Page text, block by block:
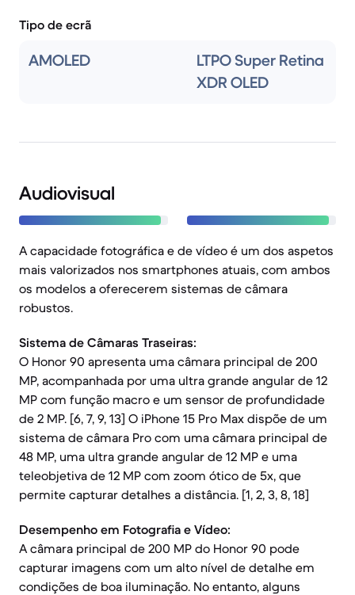
Tipo de ecrã
AMOLED
LTPO Super Retina
XDR OLED
Audiovisual
A capacidade fotográfica e de vídeo é um dos aspetos
mais valorizados nos smartphones atuais, com ambos
os modelos a oferecerem sistemas de câmara
robustos.
Sistema de Câmaras Traseiras:
O Honor 90 apresenta uma câmara principal de 200
MP, acompanhada por uma ultra grande angular de 12
MP com função macro e um sensor de profundidade
de 2 MP. [6, 7, 9, 13] O iPhone 15 Pro Max dispõe de um
sistema de câmara Pro com uma câmara principal de
48 MP, uma ultra grande angular de 12 MP e uma
teleobjetiva de 12 MP com zoom ótico de 5x, que
permite capturar detalhes a distância. [1, 2, 3, 8, 18]
Desempenho em Fotografia e Vídeo:
A câmara principal de 200 MP do Honor 90 pode
capturar imagens com um alto nível de detalhe em
condições de boa iluminação. No entanto, alguns